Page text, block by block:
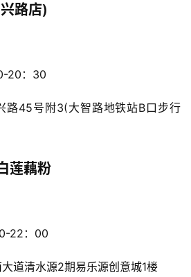
路店)
20：30
路45号附3(大智路地铁站B口步行
莲藕粉
22：00
道清水源2期易乐源创意城1楼